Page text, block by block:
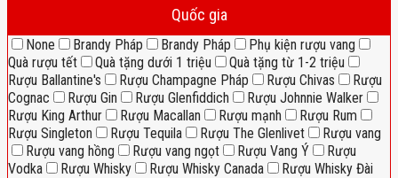
Quốc gia
None Brandy Pháp Brandy Pháp
Phụ kiện rượu vang
Quà rượu tết
Quà tặng dưới 1 triệu
Quà tặng từ 1-2 triệu
Rượu Ballantine's
Rượu Champagne Pháp Rượu Chivas
Rượu
Cognac
Rượu Gin Rượu Glenfiddich
Rượu Johnnie Walker
Rượu King Arthur
Rượu Macallan Rượu mạnh
Rượu Rum
Rượu Singleton
Rượu Tequila Rượu The Glenlivet
Rượu vang
Rượu vang hồng
Rượu vang ngọt Rượu Vang Ý
Rượu
Vodka
Rượu Whisky Rượu Whisky Canada Rượu Whisky Đài